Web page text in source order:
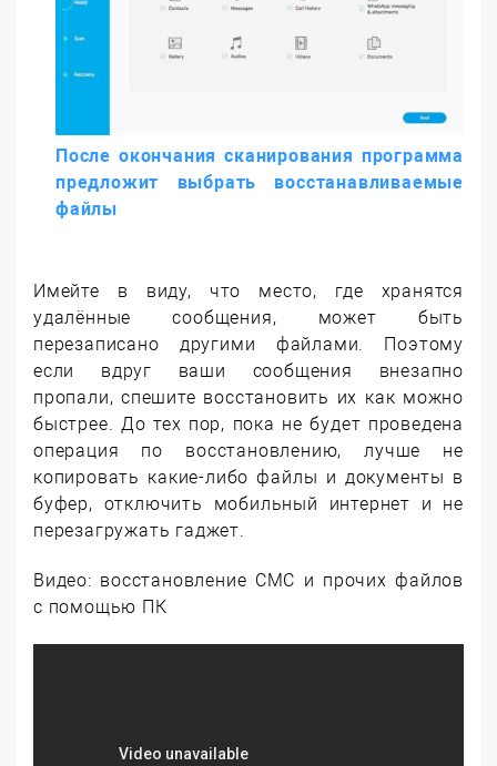
После окончания сканирования программа
предложит выбрать восстанавливаемые
файлы
Имейте в виду, что место, где хранятся
удалённые сообщения, может быть
перезаписано другими файлами. Поэтому
если вдруг ваши сообщения внезапно
пропали, спешите восстановить их как можно
быстрее. До тех пор, пока не будет проведена
операция по восстановлению, лучше не
копировать какие-либо файлы и документы в
буфер, отключить мобильный интернет и не
перезагружать гаджет.
Видео: восстановление СМС и прочих файлов
с помощью ПК